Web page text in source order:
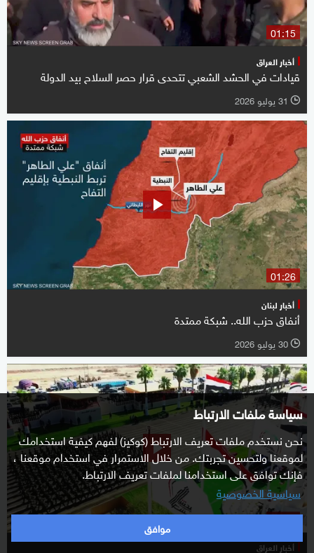
سياسة ملفات الارتباط
نحن نستخدم ملفات تعريف الارتباط (كوكيز) لفهم كيفية استخدامك
لموقعنا ولتحسين تجربتك. من خلال الاستمرار في استخدام موقعنا ،
فإنك توافق على استخدامنا لملفات تعريف الارتباط.
سياسية الخصوصية
موافق
01:15
أخبار العراق
قيادات في الحشد الشعبي تتحدى قرار حصر السلاح بيد الدولة
l 31 يوليو 2026
01:26
أخبار لبنان
أنفاق حزب الله.. شبكة ممتدة
l 30 يوليو 2026
02:14
أخبار العراق